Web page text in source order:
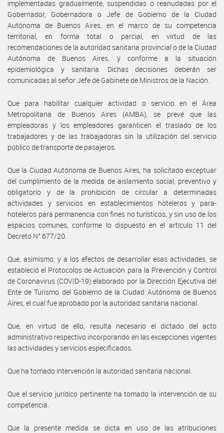
implementadas gradualmente, suspendidas o reanudadas por el
Gobernador, Gobernadora o Jefe de Gobierno de la Ciudad
Autónoma de Buenos Aires, en el marco de su competencia
territorial, en forma total o parcial, en virtud de las
recomendaciones de la autoridad sanitaria provincial o de la Ciudad
Autónoma de Buenos Aires, y conforme a la situación
epidemiológica y sanitaria. Dichas decisiones deberán ser
comunicadas al señor Jefe de Gabinete de Ministros de la Nación.
Que para habilitar cualquier actividad o servicio en el Área
Metropolitana de Buenos Aires (AMBA), se prevé que las
empleadoras y los empleadores garanticen el traslado de los
trabajadores y de las trabajadoras sin la utilización del servicio
público de transporte de pasajeros.
Que la Ciudad Autónoma de Buenos Aires, ha solicitado exceptuar
del cumplimiento de la medida de aislamiento social, preventivo y
obligatorio y de la prohibición de circular a determinadas
actividades y servicios en establecimientos hoteleros y para-
hoteleros para permanencia con fines no turísticos, y sin uso de los
espacios comunes, conforme lo dispuesto en el artículo 11 del
Decreto N° 677/20.
Que, asimismo, y a los efectos de desarrollar esas actividades, se
estableció el Protocolos de Actuación para la Prevención y Control
de Coronavirus (COVID-19) elaborado por la Dirección Ejecutiva del
Ente de Turismo del Gobierno de la Ciudad Autónoma de Buenos
Aires, el cual fue aprobado por la autoridad sanitaria nacional.
Que, en virtud de ello, resulta necesario el dictado del acto
administrativo respectivo incorporando en las excepciones vigentes
las actividades y servicios especificados.
Que ha tomado intervención la autoridad sanitaria nacional.
Que el servicio jurídico pertinente ha tomado la intervención de su
competencia.
Que la presente medida se dicta en uso de las atribuciones